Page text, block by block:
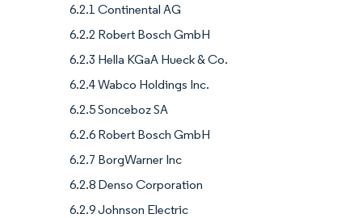
6.2.1 Continental AG
6.2.2 Robert Bosch GmbH
6.2.3 Hella KGaA Hueck & Co.
6.2.4 Wabco Holdings Inc.
6.2.5 Sonceboz SA
6.2.6 Robert Bosch GmbH
6.2.7 BorgWarner Inc
6.2.8 Denso Corporation
6.2.9 Johnson Electric